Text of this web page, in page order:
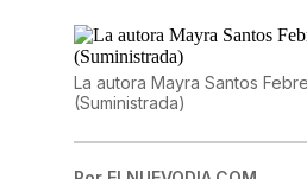
La autora Mayra Santos
(Suministrada)